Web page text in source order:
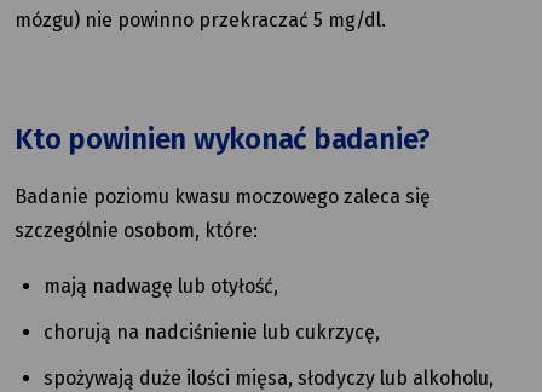
mózgu) nie powinno przekraczać 5 mg/dl.
Kto powinien wykonać badanie?
Badanie poziomu kwasu moczowego zaleca się
szczególnie osobom, które:
mają nadwagę lub otyłość,
chorują na nadciśnienie lub cukrzycę,
spożywają duże ilości mięsa, słodyczy lub alkoholu,